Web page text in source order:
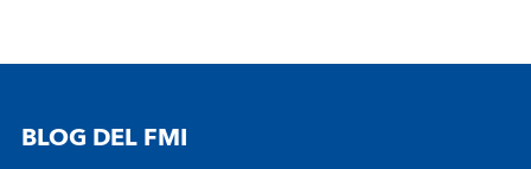
BLOG DEL FMI